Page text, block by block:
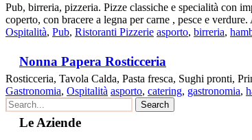
Pub, birreria, pizzeria. Pizze classiche e specialità con
coperto, con bracere a legna per carne , pesce e
Ospitalità, Pub, Ristoranti Pizzerie asporto, birreria,
Nonna Papera Rosticceria
Rosticceria, Tavola Calda, Pasta fresca, Sughi pronti,
Gastronomia, Ospitalità asporto, catering, gastronomia,
Le Aziende